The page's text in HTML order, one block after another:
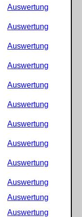
Auswertung
Auswertung
Auswertung
Auswertung
Auswertung
Auswertung
Auswertung
Auswertung
Auswertung
Auswertung
Auswertung
Auswertung